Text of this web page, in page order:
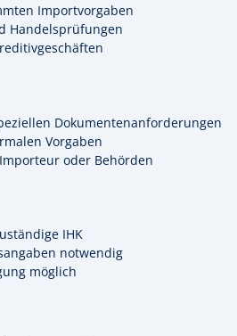
Importvorgaben
Handelsprüfungen
Dokumentenanforderungen
Vorgaben
oder Behörden
IHK
notwendig
möglich